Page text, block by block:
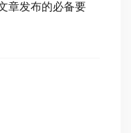
章发布的必备要